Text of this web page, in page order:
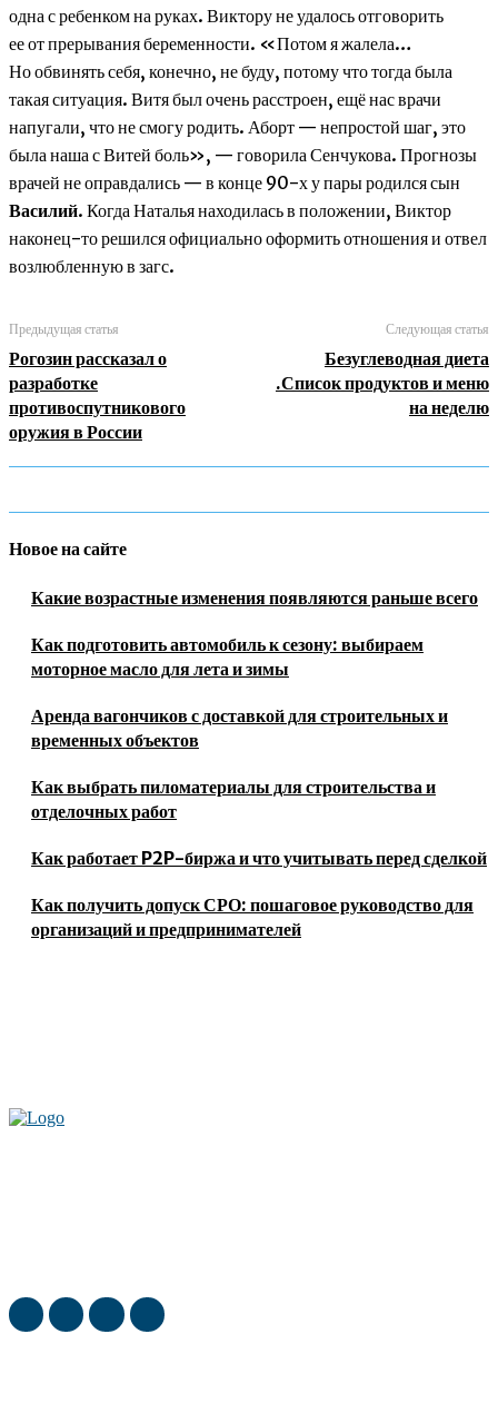
одна с ребенком на руках. Виктору не удалось отговорить
ее от прерывания беременности. «Потом я жалела…
Но обвинять себя, конечно, не буду, потому что тогда была
такая ситуация. Витя был очень расстроен, ещё нас врачи
напугали, что не смогу родить. Аборт — непростой шаг, это
была наша с Витей боль», — говорила Сенчукова. Прогнозы
врачей не оправдались — в конце 90-х у пары родился сын
Василий. Когда Наталья находилась в положении, Виктор
наконец-то решился официально оформить отношения и отвел
возлюбленную в загс.
Предыдущая статья
Рогозин рассказал о
разработке
противоспутникового
оружия в России
Следующая статья
Безуглеводная диета
.Список продуктов и меню
на неделю
Новое на сайте
Какие возрастные изменения появляются раньше всего
Как подготовить автомобиль к сезону: выбираем
моторное масло для лета и зимы
Аренда вагончиков с доставкой для строительных и
временных объектов
Как выбрать пиломатериалы для строительства и
отделочных работ
Как работает P2P-биржа и что учитывать перед сделкой
Как получить допуск СРО: пошаговое руководство для
организаций и предпринимателей